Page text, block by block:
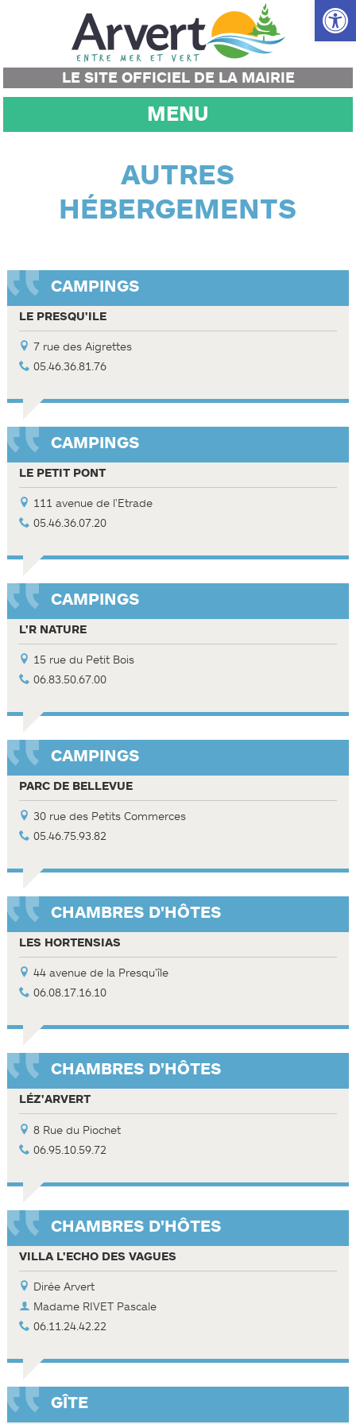
Ouvrir
LE SITE OFFICIEL DE LA MAIRIE
MENU
AUTRES
HÉBERGEMENTS
CAMPINGS
LE PRESQU'ILE
7 rue des Aigrettes
05.46.36.81.76
CAMPINGS
LE PETIT PONT
111 avenue de l'Etrade
05.46.36.07.20
CAMPINGS
L'R NATURE
15 rue du Petit Bois
06.83.50.67.00
CAMPINGS
PARC DE BELLEVUE
30 rue des Petits Commerces
05.46.75.93.82
CHAMBRES D'HÔTES
LES HORTENSIAS
44 avenue de la Presqu'île
06.08.17.16.10
CHAMBRES D'HÔTES
LÉZ'ARVERT
8 Rue du Piochet
06.95.10.59.72
CHAMBRES D'HÔTES
VILLA L'ECHO DES VAGUES
Dirée Arvert
Madame RIVET Pascale
06.11.24.42.22
GÎTE